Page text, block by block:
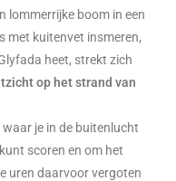
lommerrijke boom in een
met kuitenvet insmeren,
heet, strekt zich
op het strand van
je in de buitenlucht
scoren en om het
uren daarvoor vergoten